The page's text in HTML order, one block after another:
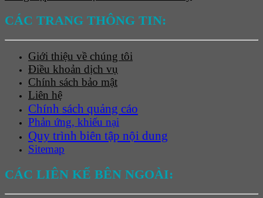
CÁC TRANG THÔNG TIN:
Giới thiệu về chúng tôi
Điều khoản dịch vụ
Chính sách bảo mật
Liên hệ
Chính sách quảng cáo
Phản ứng, khiếu nại
Quy trình biên tập nội dung
Sitemap
CÁC LIÊN KẾ BÊN NGOÀI: